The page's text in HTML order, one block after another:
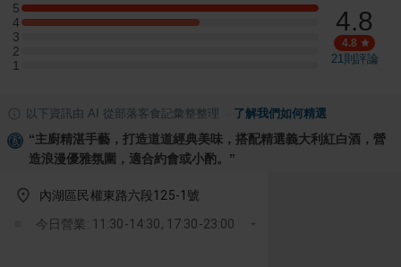
5
5 星：10 則評論
4
4 星：6 則評論
3
3 星：0 則評論
2
2 星：0 則評論
1
1 星：0 則評論
4.8
4.8
21則評論
以下資訊由 AI 從部落客食記彙整整理 了解我們如何精選
“主廚精湛手藝，打造道道經典美味，搭配精選義大利紅白酒，營
造浪漫優雅氛圍，適合約會或小酌。 ”
內湖區民權東路六段125-1號
今日營業: 11:30-14:30, 17:30-23:00